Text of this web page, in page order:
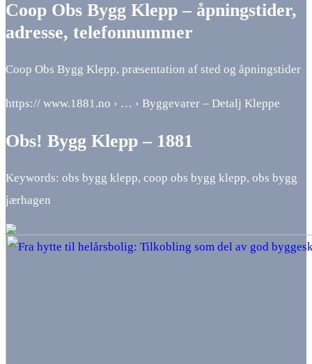
Coop Obs Bygg Klepp – åpningstider,
adresse, telefonnummer
Coop Obs Bygg Klepp, præsentation af sted og åpningstider
https:// www.1881.no › … › Byggevarer – Detalj Kleppe
Obs! Bygg Klepp – 1881
Keywords: obs bygg klepp, coop obs bygg klepp, obs bygg
jærhagen